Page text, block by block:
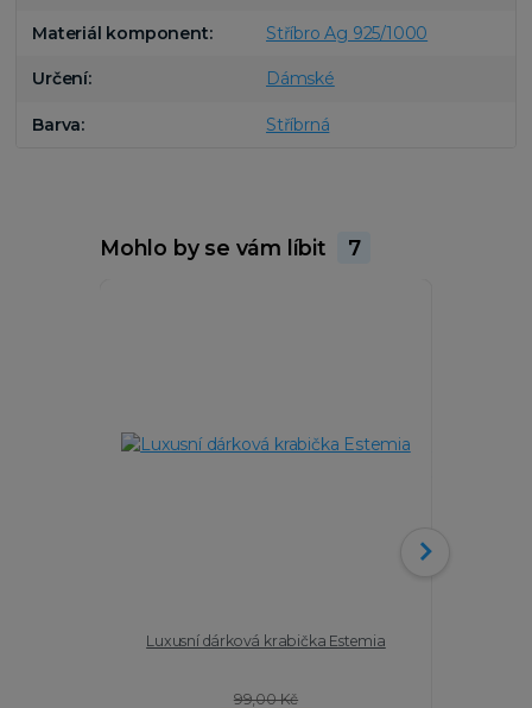
Materiál komponent Stříbro Ag 925/1000
Určení Dámské
Barva Stříbrná
Mohlo by se vám líbit 7
Luxusní dárková krabička Estemia
99,00 Kč